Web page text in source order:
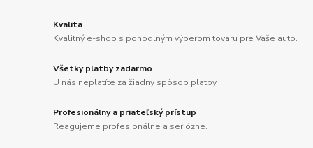
Kvalita
Kvalitný e-shop s pohodlným výberom tovaru pre Vaše auto.
Všetky platby zadarmo
U nás neplatíte za žiadny spôsob platby.
Profesionálny a priateľský prístup
Reagujeme profesionálne a seriózne.